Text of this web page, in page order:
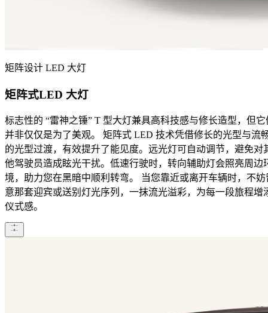
矩阵设计 LED 大灯
矩阵式LED 大灯
标志性的 “雷神之锤” T 型大灯兼具高科技感与修长造型，但它
并非仅仅是为了美观。 矩阵式 LED 技术凭借修长的光型与流
的光型过渡，有效提升了能见度。远光灯可自动调节，避免对
他驾驶员造成眩光干扰。低速行驶时，转向辅助灯会照亮周边
境，助力您在黑暗中顺利转弯。 当您靠近或离开车辆时，不妨
意那套迎宾或送别灯光序列，一抹流光溢彩，为每一段旅程增
仪式感。